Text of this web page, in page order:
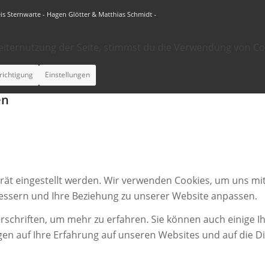
Sternwarte - Hagen Glötter & Matthias Schmidt -
Einstellungen
eingestellt werden. Wir verwenden Cookies, um uns
und Ihre Beziehung zu unserer Website anpassen.
um mehr zu erfahren. Sie können auch einige
auf Ihre Erfahrung auf unseren Websites und auf die